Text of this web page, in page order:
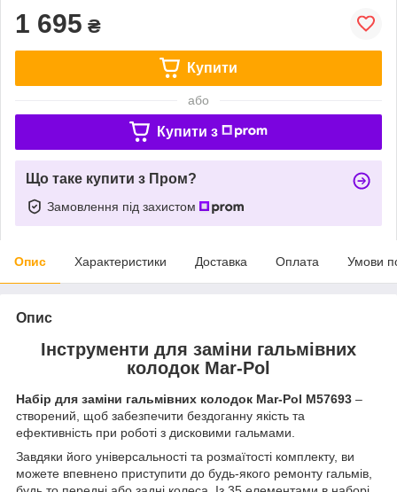
1 695 ₴
Купити
або
Купити з
Що таке купити з Пром?
Замовлення під захистом
Опис Характеристики Доставка Оплата Умови
Опис
Інструменти для заміни гальмівних
колодок Mar-Pol
Набір для заміни гальмівних колодок Mar-Pol M57693 –
створений, щоб забезпечити бездоганну якість та
ефективність при роботі з дисковими гальмами.
Завдяки його універсальності та розмаїтості комплекту, ви
можете впевнено приступити до будь-якого ремонту гальмів,